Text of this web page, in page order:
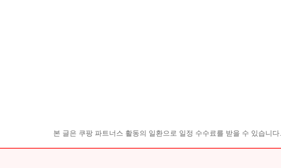
본 글은 쿠팡 파트너스 활동의 일환으로 일정 수수료를 받을 수 있습니다.